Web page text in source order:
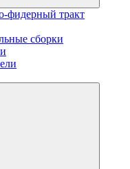
фидерный тракт
сборки